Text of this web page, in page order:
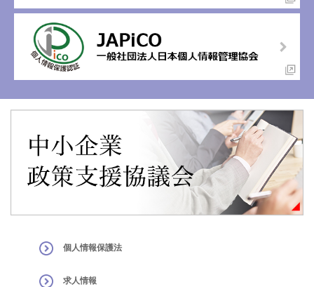
個人情報保護法
求人情報